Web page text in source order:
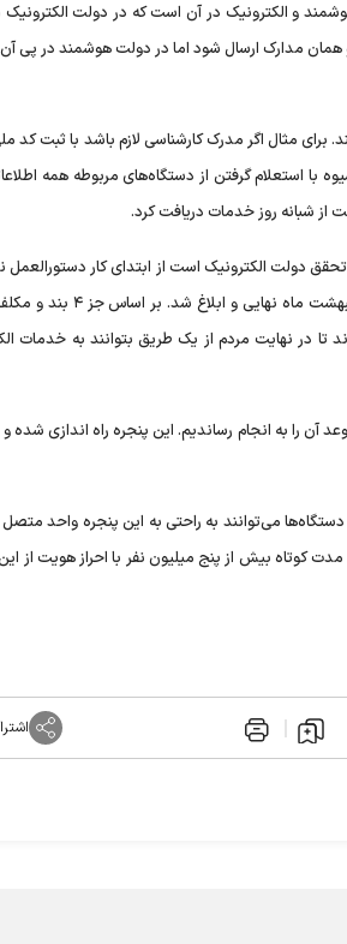
و الکترونیک در آن است که در دولت
همان مدارک ارسال شود اما در دولت هوشمند در پی
برای مثال اگر مدرک کارشناسی لازم باشد با ثبت کد
با استعلام گرفتن از دستگاه‌های مربوطه همه
شبانه روز خدمات دریافت کرد.
دولت الکترونیک است از ابتدای کار دستورالعمل
اندازی پنجره واحد دستگاه‌ها را در دستور کار قرار دادیم و آن را به تصویب
در نهایت مردم از یک طریق بتوانند به خدمات
را به انجام رساندیم. این پنجره راه اندازی شده و
می‌توانند به راحتی به این پنجره واحد
کوتاه بیش از پنج میلیون نفر با احراز هویت از